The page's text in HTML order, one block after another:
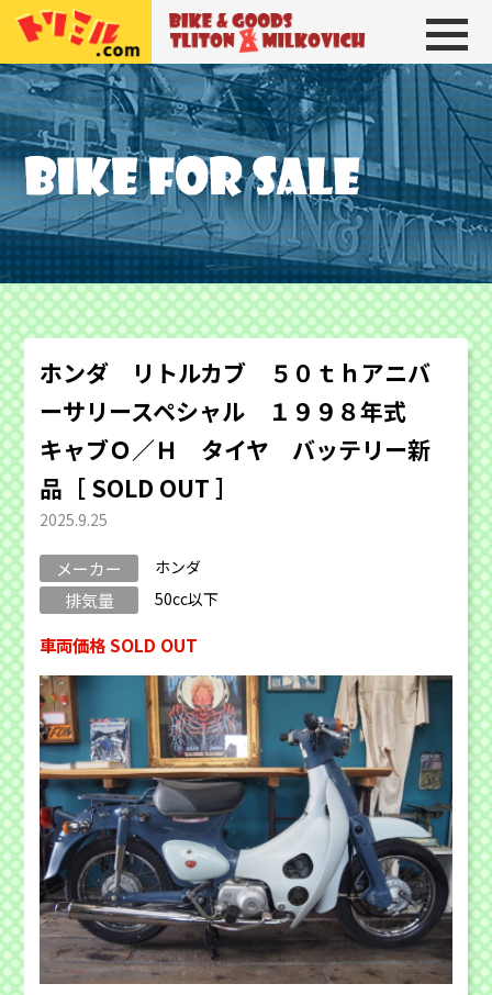
トリトン＆ミルコビッチ BIKE＆
ホンダ リトルカブ ５０ｔｈアニバ
ーサリースペシャル １９９８年式
キャブＯ／Ｈ タイヤ バッテリー新
品［ SOLD OUT ］
2025.9.25
メーカー ホンダ
排気量 50cc以下
車両価格 SOLD OUT